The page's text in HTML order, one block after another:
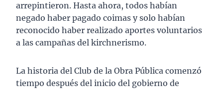
arrepintieron. Hasta ahora, todos habían
negado haber pagado coimas y solo habían
reconocido haber realizado aportes voluntarios
a las campañas del kirchnerismo.
La historia del Club de la Obra Pública comenzó
tiempo después del inicio del gobierno de